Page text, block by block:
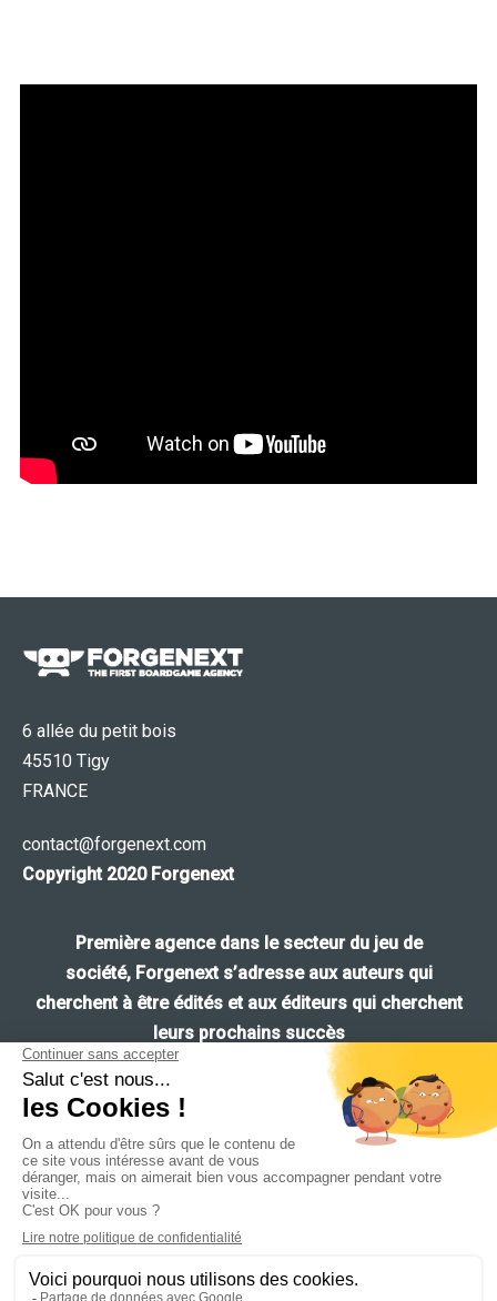
Ce site utilise des cookies pour les statistiques et pour
améliorer votre expérience. En cliquant sur Accepter, vous
notrepolitique de confidentialité
6 allée du petit bois
45510 Tigy
FRANCE
contact@forgenext.com
Copyright 2020 Forgenext
Première agencedans le secteur du jeu de
société, Forgenexts’adresse aux auteursqui
cherchent à être édités et aux éditeurs qui cherchent
leurs prochains succès
Navigation
Accueil